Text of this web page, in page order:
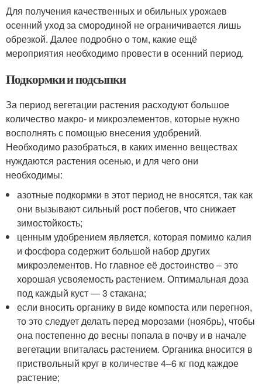
Для получения качественных и обильных урожаев
осенний уход за смородиной не ограничивается лишь
обрезкой. Далее подробно о том, какие ещё
мероприятия необходимо провести в осенний период.
Подкормки и подсыпки
За период вегетации растения расходуют большое
количество макро- и микроэлементов, которые нужно
восполнять с помощью внесения удобрений.
Необходимо разобраться, в каких именно веществах
нуждаются растения осенью, и для чего они
необходимы:
азотные подкормки в этот период не вносятся, так как
они вызывают сильный рост побегов, что снижает
зимостойкость;
ценным удобрением является, которая помимо калия
и фосфора содержит большой набор других
микроэлементов. Но главное её достоинство – это
хорошая усвояемость растением. Оптимальная доза
под каждый куст — 3 стакана;
если вносить органику в виде компоста или перегноя,
то это следует делать перед морозами (ноябрь), чтобы
она постепенно до весны попала в почву и в начале
вегетации впиталась растением. Органика вносится в
приствольный круг в количестве 4–6 кг под каждое
растение;